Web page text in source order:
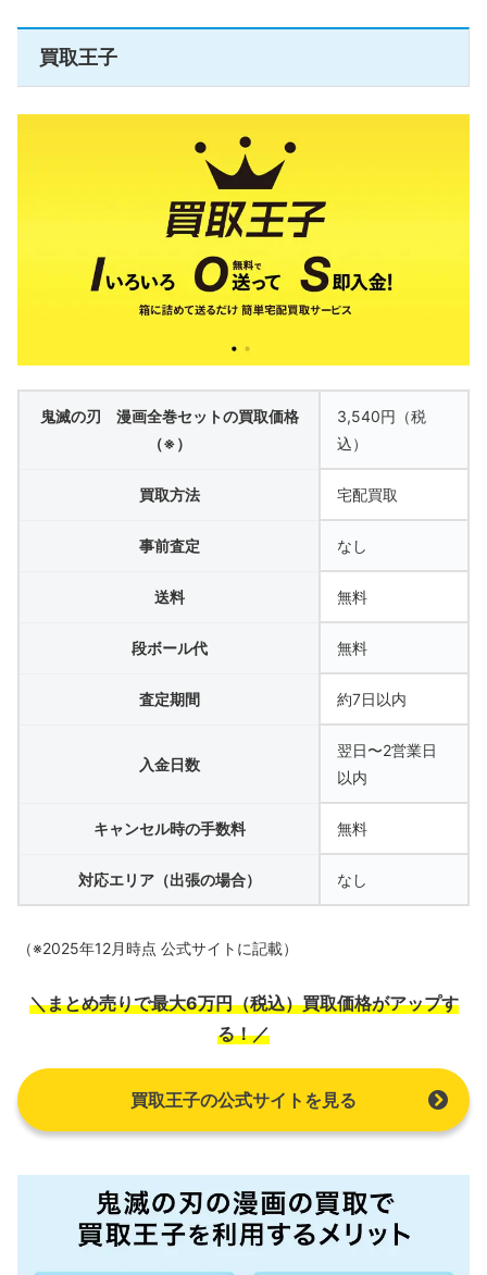
買取王子
鬼滅の刃 漫画全巻セットの買取価格
（※）
3,540円（税
込）
買取方法 宅配買取
事前査定 なし
送料 無料
段ボール代 無料
査定期間 約7日以内
入金日数
翌日〜2営業日
以内
キャンセル時の手数料 無料
対応エリア（出張の場合） なし
（※2025年12月時点 公式サイトに記載）
＼まとめ売りで最大6万円（税込）買取価格がアップす
る！／
買取王子の公式サイトを見る